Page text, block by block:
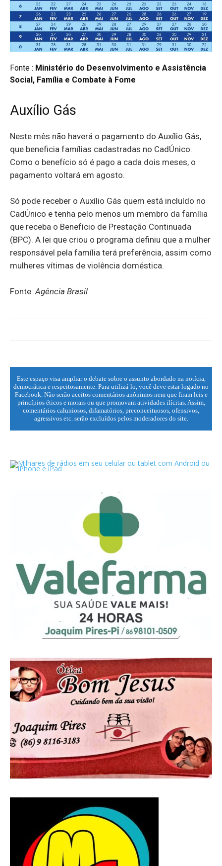
Fonte : Ministério do Desenvolvimento e Assistência
Social, Família e Combate à Fome
Auxílio Gás
Neste mês não haverá o pagamento do Auxílio Gás,
que beneficia famílias cadastradas no CadÚnico.
Como o benefício só é pago a cada dois meses, o
pagamento voltará em agosto.
Só pode receber o Auxílio Gás quem está incluído no
CadÚnico e tenha pelo menos um membro da família
que receba o Benefício de Prestação Continuada
(BPC). A lei que criou o programa definiu que a mulher
responsável pela família terá preferência, assim como
mulheres vítimas de violência doméstica.
Fonte: Agência Brasil
Este espaço visa ampliar o debate sobre o assunto abordado na notícia,
democrática e respeitosamente. Para utilizá-lo, você deve estar logado no
Facebook. Não serão aceitos comentários anônimos nem que firam leis e
princípios éticos e morais ou que promovam atividades ilícitas. Assim,
comentários caluniosos, difamatórios, preconceituosos, ofensivos,
agressivos etc. serão excluídos pelos moderadores do site.